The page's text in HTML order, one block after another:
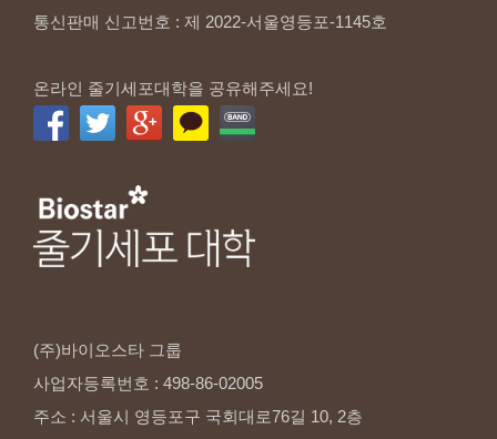
통신판매 신고번호 : 제 2022-서울영등포-1145호
온라인 줄기세포대학을 공유해주세요!
(주)바이오스타 그룹
사업자등록번호 : 498-86-02005
주소 : 서울시 영등포구 국회대로76길 10, 2층